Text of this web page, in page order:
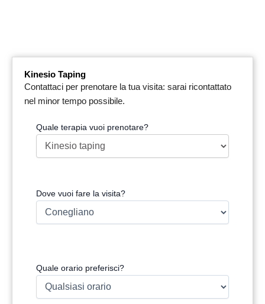
Kinesio Taping
Contattaci per prenotare la tua visita: sarai ricontattato
nel minor tempo possibile.
Quale terapia vuoi prenotare?
Dove vuoi fare la visita?
Quale orario preferisci?